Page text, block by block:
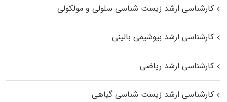
کارشناسی ارشد زیست شناسی سلولی و مولکولی
کارشناسی ارشد بیوشیمی بالینی
کارشناسی ارشد ریاضی
کارشناسی ارشد زیست‌ شناسی گیاهی